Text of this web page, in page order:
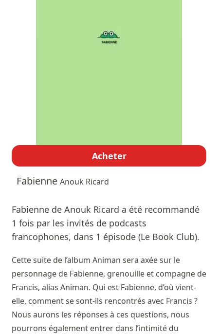
Acheter
Fabienne Anouk Ricard
Fabienne de Anouk Ricard a été recommandé
1 fois par les invités de podcasts
francophones, dans 1 épisode (Le Book Club).
Cette suite de l’album Animan sera axée sur le
personnage de Fabienne, grenouille et compagne de
Francis, alias Animan. Qui est Fabienne, d’où vient-
elle, comment se sont-ils rencontrés avec Francis ?
Nous aurons les réponses à ces questions, nous
pourrons également entrer dans l’intimité du